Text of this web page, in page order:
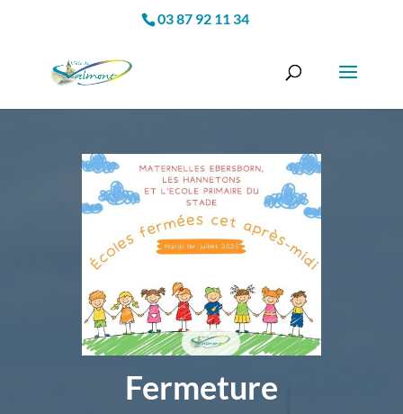
03 87 92 11 34
Fermeture